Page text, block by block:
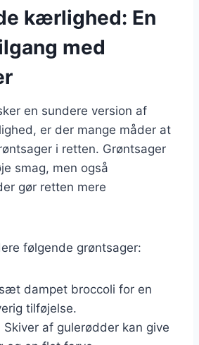
kærlighed: En
med
en sundere version af
er der mange måder at
i retten. Grøntsager
smag, men også
gør retten mere
følgende grøntsager:
dampet broccoli for en
tilføjelse.
Skiver af gulerødder kan give